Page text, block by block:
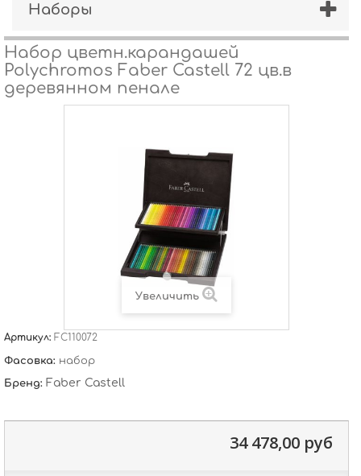
Наборы
Набор цветн.карандашей
Polychromos Faber Castell 72 цв.в
деревянном пенале
Увеличить
Артикул: FC110072
Фасовка: набор
Бренд: Faber Castell
34 478,00 руб